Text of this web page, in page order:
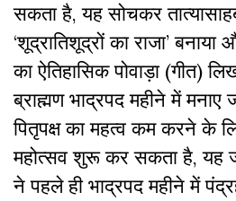
सकता है, यह सोचकर
‘शूद्रातिशूद्रों का राजा’
का ऐतिहासिक पोवाड़ा (गीत)
ब्राह्मण भाद्रपद महीने में मनाए
पितृपक्ष का महत्व कम करने के
महोत्सव शुरू कर सकता है, यह
ने पहले ही भाद्रपद महीने में